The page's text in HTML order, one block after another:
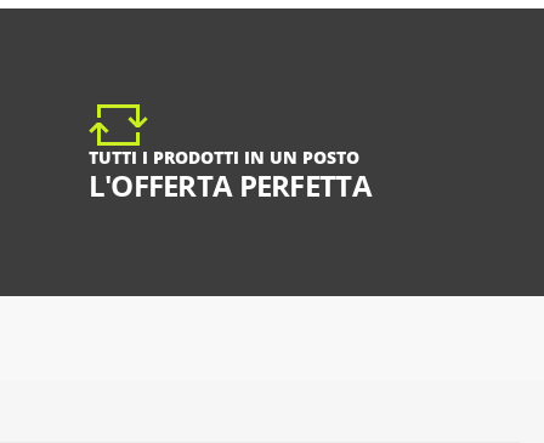
TUTTI I PRODOTTI IN UN POSTO
L'OFFERTA PERFETTA